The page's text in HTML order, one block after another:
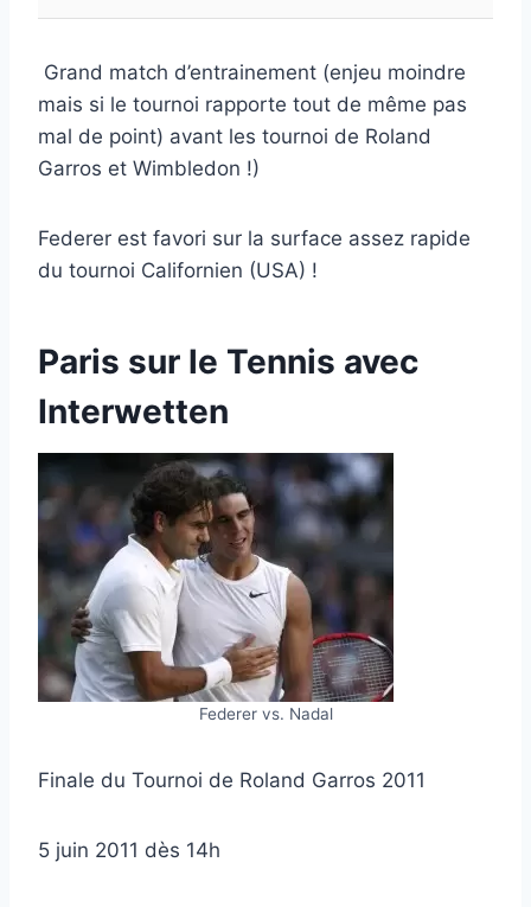
Grand match d’entrainement (enjeu moindre
mais si le tournoi rapporte tout de même pas
mal de point) avant les tournoi de Roland
Garros et Wimbledon !)
Federer est favori sur la surface assez rapide
du tournoi Californien (USA) !
Paris sur le Tennis avec
Interwetten
Federer vs. Nadal
Finale du Tournoi de Roland Garros 2011
5 juin 2011 dès 14h